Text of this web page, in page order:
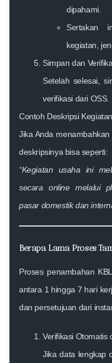
dipahami.
Sertakan
kegiatan,
Simpan dan
Setelah selesai,
verifikasi dari OSS.
Contoh Deskripsi
Jika Anda menambahkan
deskripsinya bisa seperti:
“Kegiatan usaha ini
secara online melalui
pasar domestik dan
Berapa Lama Proses
Proses penambahan
antara 1 hingga 7 hari
dan persetujuan dari
Verifikasi Otomatis
Jika data lengkap